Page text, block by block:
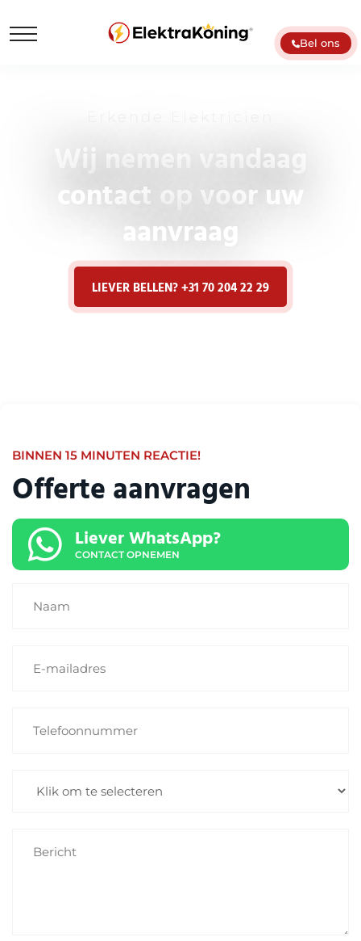
Bel ons
Wij nemen vandaag
contact op voor uw
aanvraag
LIEVER BELLEN? +31 70 204 22 29
BINNEN 15 MINUTEN REACTIE!
Offerte aanvragen
Liever WhatsApp?
CONTACT OPNEMEN